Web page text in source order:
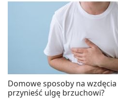
Domowe sposoby na
przynieść ulgę brzuchowi?